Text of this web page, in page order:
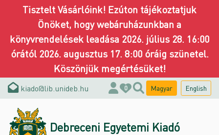
Tisztelt Vásárlóink! Ezúton tájékoztatjuk
Önöket, hogy webáruházunkban a
könyvrendelések leadása 2026. július 28. 16:00
órától 2026. augusztus 17. 8:00 óráig szünetel.
Köszönjük megértésüket!
kiado@lib.unideb.hu 0 Magyar English
Debreceni Egyetemi Kiadó